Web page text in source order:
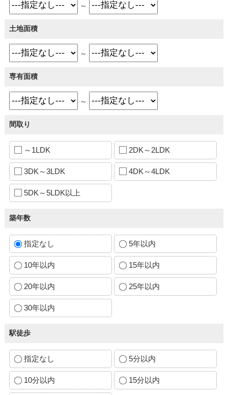
～
土地面積
～
専有面積
～
間取り
～1LDK 2DK～2LDK
3DK～3LDK 4DK～4LDK
5DK～5LDK以上
築年数
指定なし 5年以内
10年以内 15年以内
20年以内 25年以内
30年以内
駅徒歩
指定なし 5分以内
10分以内 15分以内